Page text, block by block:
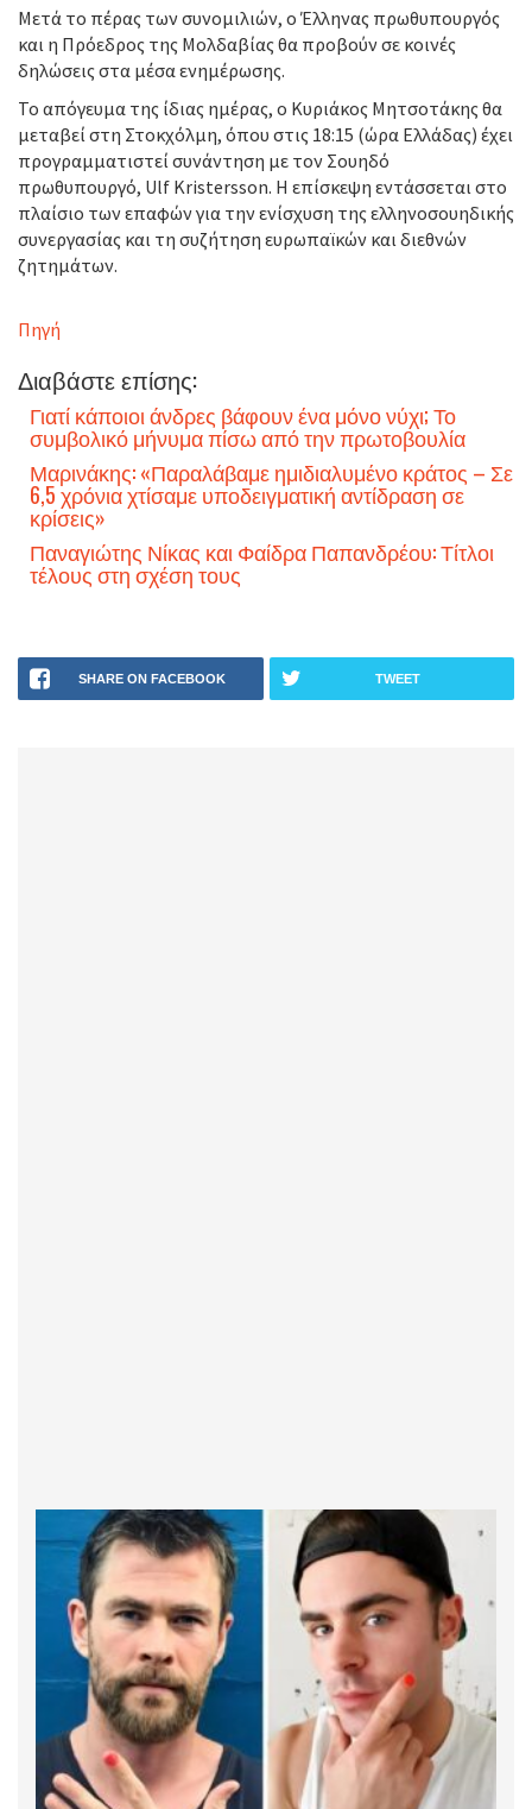
Μετά το πέρας των συνομιλιών, ο Έλληνας πρωθυπουργός
και η Πρόεδρος της Μολδαβίας θα προβούν σε κοινές
δηλώσεις στα μέσα ενημέρωσης.
Το απόγευμα της ίδιας ημέρας, ο Κυριάκος Μητσοτάκης θα
μεταβεί στη Στοκχόλμη, όπου στις 18:15 (ώρα Ελλάδας) έχει
προγραμματιστεί συνάντηση με τον Σουηδό
πρωθυπουργό, Ulf Kristersson. Η επίσκεψη εντάσσεται στο
πλαίσιο των επαφών για την ενίσχυση της ελληνοσουηδικής
συνεργασίας και τη συζήτηση ευρωπαϊκών και διεθνών
ζητημάτων.
Πηγή
Διαβάστε επίσης:
Γιατί κάποιοι άνδρες βάφουν ένα μόνο νύχι; Το
συμβολικό μήνυμα πίσω από την πρωτοβουλία
Μαρινάκης: «Παραλάβαμε ημιδιαλυμένο κράτος – Σε
6,5 χρόνια χτίσαμε υποδειγματική αντίδραση σε
κρίσεις»
Παναγιώτης Νίκας και Φαίδρα Παπανδρέου: Τίτλοι
τέλους στη σχέση τους
SHARE ON FACEBOOK TWEET